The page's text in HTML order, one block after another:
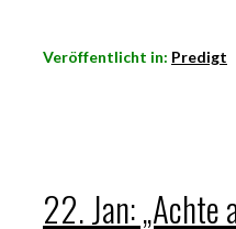
Veröffentlicht in: Predigt
22. Jan: